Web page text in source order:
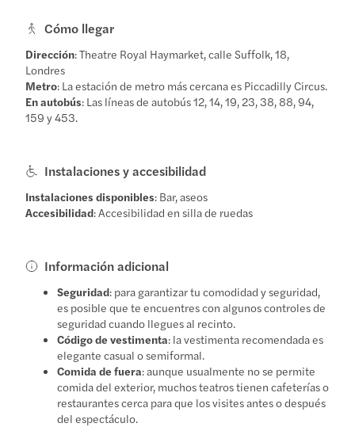
Cómo llegar
Dirección: Theatre Royal Haymarket, calle Suffolk, 18,
Londres
Metro: La estación de metro más cercana es Piccadilly Circus.
En autobús: Las líneas de autobús 12, 14, 19, 23, 38, 88, 94,
159 y 453.
Instalaciones y accesibilidad
Instalaciones disponibles: Bar, aseos
Accesibilidad: Accesibilidad en silla de ruedas
Información adicional
Seguridad: para garantizar tu comodidad y seguridad,
es posible que te encuentres con algunos controles de
seguridad cuando llegues al recinto.
Código de vestimenta: la vestimenta recomendada es
elegante casual o semiformal.
Comida de fuera: aunque usualmente no se permite
comida del exterior, muchos teatros tienen cafeterías o
restaurantes cerca para que los visites antes o después
del espectáculo.